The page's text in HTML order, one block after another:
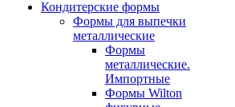
Кондитерские формы
Формы для выпечки
металлические
Формы
металлические.
Импортные
Формы Wilton